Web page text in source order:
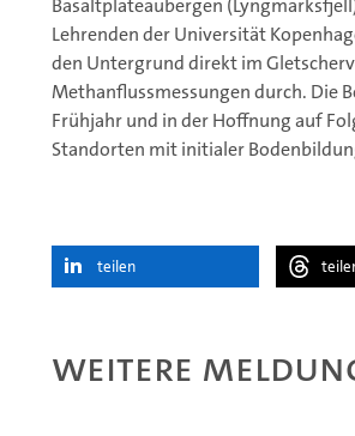
Basaltplateaubergen
Lehrenden der Universität
den Untergrund direkt im
Methanflussmessungen durch. Die
Frühjahr und in der Hoffnung auf
Standorten mit initialer
teilen
Weitere